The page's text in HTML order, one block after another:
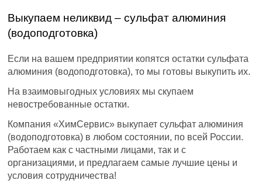
Выкупаем неликвид – сульфат алюминия
(водоподготовка)
Если на вашем предприятии копятся остатки сульфата
алюминия (водоподготовка), то мы готовы выкупить их.
На взаимовыгодных условиях мы скупаем
невостребованные остатки.
Компания «ХимСервис» выкупает сульфат алюминия
(водоподготовка) в любом состоянии, по всей России.
Работаем как с частными лицами, так и с
организациями, и предлагаем самые лучшие цены и
условия сотрудничества!